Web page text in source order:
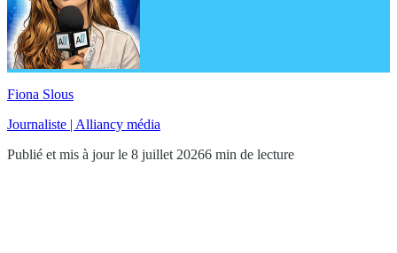
Fiona Slous
Journaliste | Alliancy média
Publié et mis à jour le 8 juillet 20266 min de lecture